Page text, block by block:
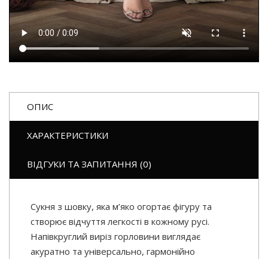
ОПИС
ХАРАКТЕРИСТИКИ
ВІДГУКИ ТА ЗАПИТАННЯ (0)
Сукня з шовку, яка м’яко огортає фігуру та
створює відчуття легкості в кожному русі.
Напівкруглий виріз горловини виглядає
акуратно та універсально, гармонійно